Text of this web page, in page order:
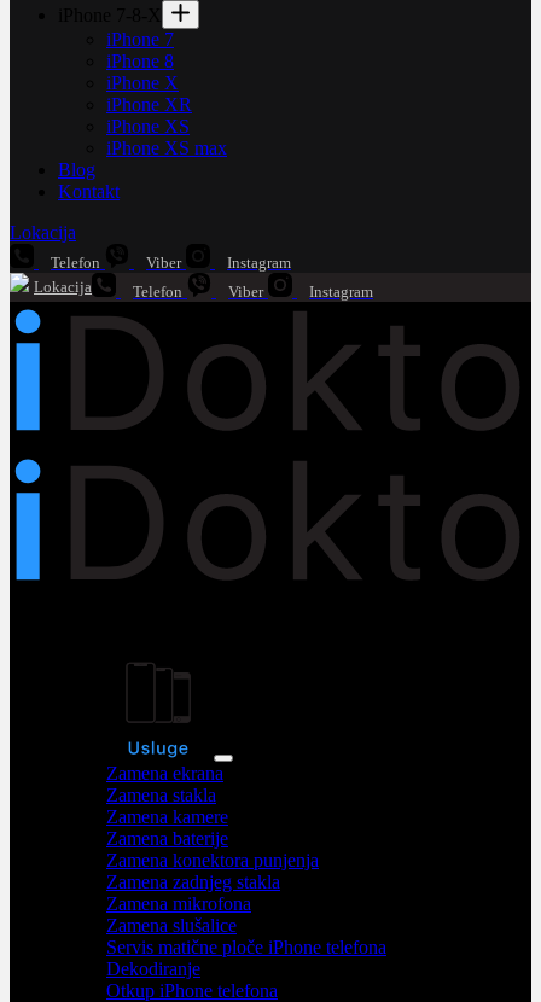
iPhone 7
iPhone 8
iPhone X
iPhone XR
iPhone XS
iPhone XS max
Blog
Kontakt
Lokacija
Telefon Viber
Instagram
Lokacija
Telefon Viber Instagram
Zamena ekrana
Zamena stakla
Zamena kamere
Zamena baterije
Zamena konektora punjenja
Zamena zadnjeg stakla
Zamena mikrofona
Zamena slušalice
Servis matične ploče iPhone telefona
Dekodiranje
Otkup iPhone telefona